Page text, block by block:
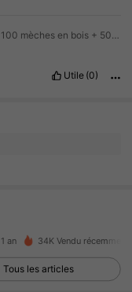
Utile (0)
an 34K Vendu récemment
Tous les articles